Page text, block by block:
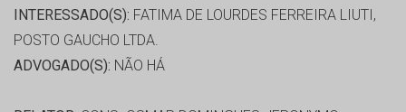
INTERESSADO(S): FATIMA DE LOURDES FERREIRA LIUTI,
POSTO GAUCHO LTDA.
ADVOGADO(S): NÃO HÁ